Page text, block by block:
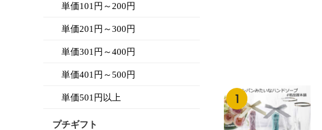
単価101円～200円
単価201円～300円
単価301円～400円
単価401円～500円
単価501円以上
プチギフト